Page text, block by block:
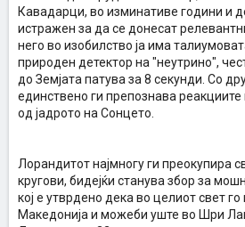
Кавадарци, во изминативе години и
истражен за да се донесат
него во изобилство ја има
природен детектор на "неутрино",
до Земјата патува за 8 секунди. Со
единствено ги препознава
од јадрото на Сонцето.
Лорандитот најмногу ги преокупира
кругови, бидејќи станува збор за
кој е утврдено дека во целиот свет
Македонија и можеби уште во Шри